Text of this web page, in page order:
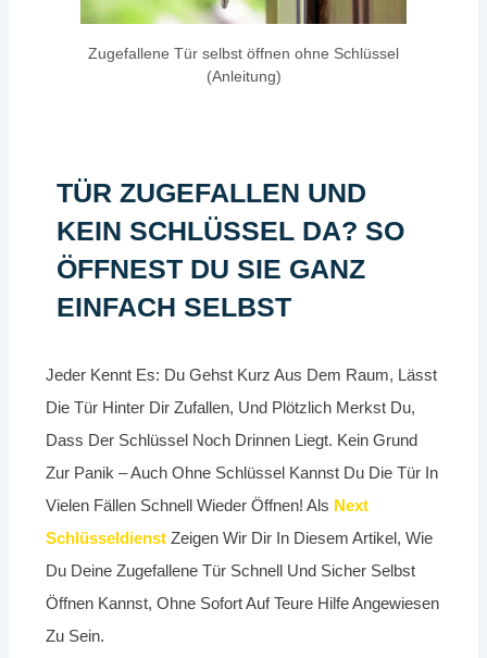
Zugefallene Tür selbst öffnen ohne Schlüssel
(Anleitung)
TÜR ZUGEFALLEN UND
KEIN SCHLÜSSEL DA? SO
ÖFFNEST DU SIE GANZ
EINFACH SELBST
Jeder Kennt Es: Du Gehst Kurz Aus Dem Raum, Lässt
Die Tür Hinter Dir Zufallen, Und Plötzlich Merkst Du,
Dass Der Schlüssel Noch Drinnen Liegt. Kein Grund
Zur Panik – Auch Ohne Schlüssel Kannst Du Die Tür In
Vielen Fällen Schnell Wieder Öffnen! Als Next
SchlüsseldienstZeigen Wir Dir In Diesem Artikel, Wie
Du Deine Zugefallene Tür Schnell Und Sicher Selbst
Öffnen Kannst, Ohne Sofort Auf Teure Hilfe Angewiesen
Zu Sein.